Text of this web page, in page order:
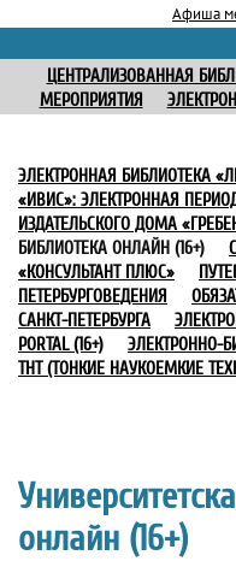
Афиша
ЦЕНТРАЛИЗОВАННАЯ
МЕРОПРИЯТИЯ
ЭЛЕКТРОННАЯ БИБЛИОТЕКА
«ИВИС»: ЭЛЕКТРОННАЯ
ИЗДАТЕЛЬСКОГО ДОМА
БИБЛИОТЕКА ОНЛАЙН (16+)
«КОНСУЛЬТАНТ ПЛЮС»
ПЕТЕРБУРГОВЕДЕНИЯ
САНКТ-ПЕТЕРБУРГА
PORTAL (16+)
ЭЛЕКТРОННО-
ТНТ (ТОНКИЕ НАУКОЕМКИЕ
онлайн (16+)